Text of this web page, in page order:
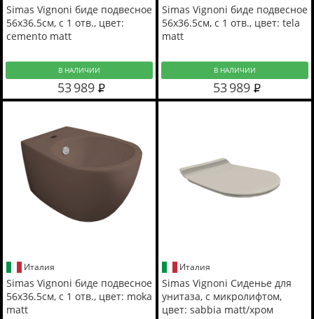
Simas Vignoni биде подвесное
56x36.5см, с 1 отв., цвет:
cemento matt
В НАЛИЧИИ
53 989
Simas Vignoni биде подвесное
56x36.5см, с 1 отв., цвет: tela
matt
В НАЛИЧИИ
53 989
Италия
Simas Vignoni биде подвесное
56x36.5см, с 1 отв., цвет: moka
matt
Италия
Simas Vignoni Сиденье для
унитаза, с микролифтом,
цвет: sabbia matt/хром